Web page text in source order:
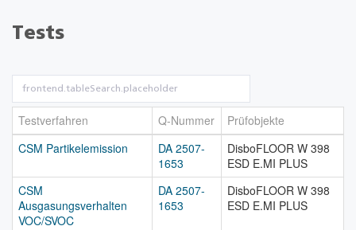
Tests
Testverfahren Q-Nummer
Prüfobjekte
CSM Partikelemission
DA 2507-
1653
DisboFLOOR W 398
ESD E.MI PLUS
CSM
Ausgasungsverhalten
VOC/SVOC
DA 2507-
1653
DisboFLOOR W 398
ESD E.MI PLUS